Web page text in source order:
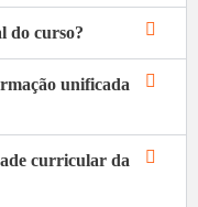
do curso?
unificada
curricular da